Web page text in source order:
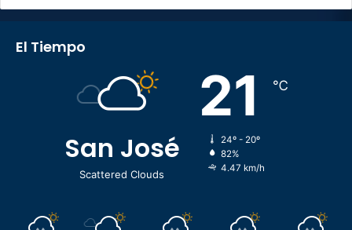
El Tiempo
San José
Scattered Clouds
21 ℃
24º - 20º
82%
4.47 km/h